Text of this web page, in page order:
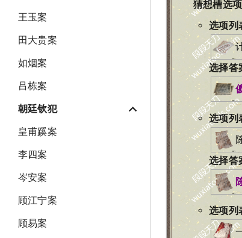
王玉案
田大贵案
如烟案
吕栋案
朝廷钦犯
皇甫蹊案
李四案
岑安案
顾江宁案
顾易案
猜想槽选
选项列
选择答
选项列
选择答
选项列